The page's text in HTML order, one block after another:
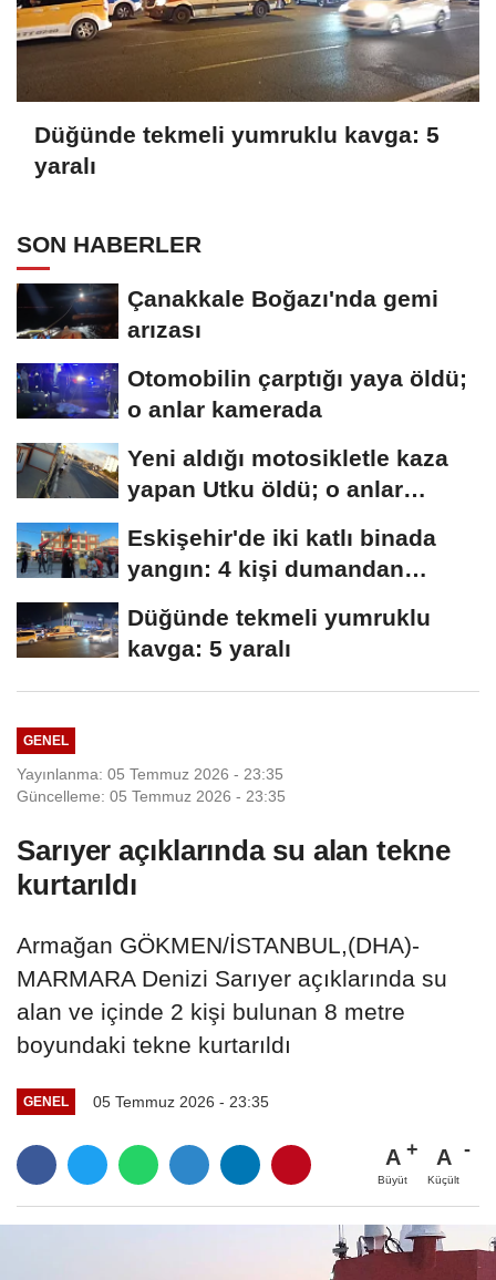
Düğünde tekmeli yumruklu kavga: 5
yaralı
SON HABERLER
Çanakkale Boğazı'nda gemi
arızası
Otomobilin çarptığı yaya öldü;
o anlar kamerada
Yeni aldığı motosikletle kaza
yapan Utku öldü; o anlar
Eskişehir'de iki katlı binada
yangın: 4 kişi dumandan
Düğünde tekmeli yumruklu
kavga: 5 yaralı
GENEL
Yayınlanma: 05 Temmuz 2026 - 23:35
Güncelleme: 05 Temmuz 2026 - 23:35
Sarıyer açıklarında su alan tekne
kurtarıldı
Armağan GÖKMEN/İSTANBUL,(DHA)-
MARMARA Denizi Sarıyer açıklarında su
alan ve içinde 2 kişi bulunan 8 metre
boyundaki tekne kurtarıldı
GENEL 05 Temmuz 2026 - 23:35
A
Büyüt
A
Küçült